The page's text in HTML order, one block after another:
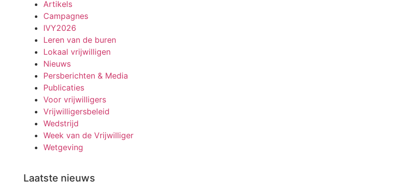
Artikels
Campagnes
IVY2026
Leren van de buren
Lokaal vrijwilligen
Nieuws
Persberichten & Media
Publicaties
Voor vrijwilligers
Vrijwilligersbeleid
Wedstrijd
Week van de Vrijwilliger
Wetgeving
Laatste nieuws